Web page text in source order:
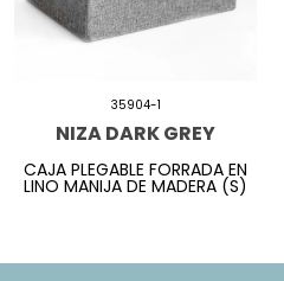
35904-1
NIZA DARK GREY
CAJA PLEGABLE FORRADA EN
LINO MANIJA DE MADERA (S)